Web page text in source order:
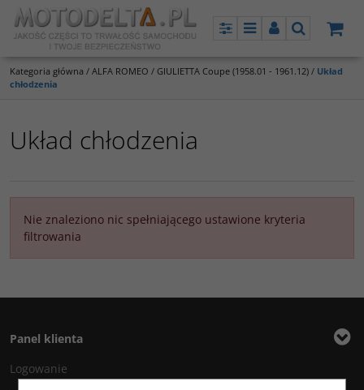
PanelMenuPanelSzukaj
Kategoria główna / ALFA ROMEO / GIULIETTA Coupe (1958.01 - 1961.12) / Układ
chłodzenia
Układ chłodzenia
Nie znaleziono nic spełniającego ustawione kryteria
filtrowania
Panel klienta
Logowanie